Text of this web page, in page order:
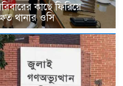
কাছে ফিরিয়ে
থানার ওসি